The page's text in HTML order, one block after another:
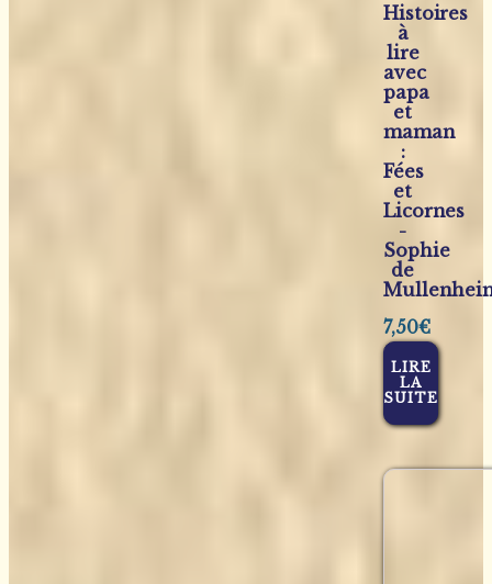
Histoires
à
lire
avec
papa
et
maman
:
Fées
et
Licornes
-
Sophie
de
7,50€
LIRE
LA
SUITE